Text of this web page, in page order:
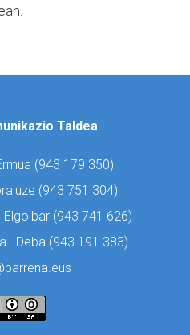
Taldea
(943 179 350)
(943 751 304)
Elgoibar (943 741 626)
· Deba (943 191 383)